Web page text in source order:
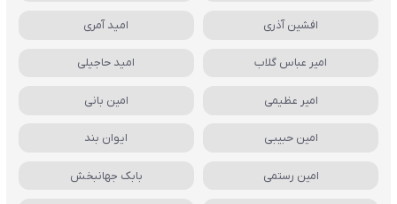
افشین آذری امید آمری
امیر عباس گلاب امید حاجیلی
امیر عظیمی امین بانی
امین حبیبی ایوان بند
امین رستمی بابک جهانبخش